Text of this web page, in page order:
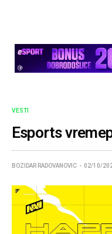
VESTI
Esports
BOZIDAR RADOVANOVIC 02/10/